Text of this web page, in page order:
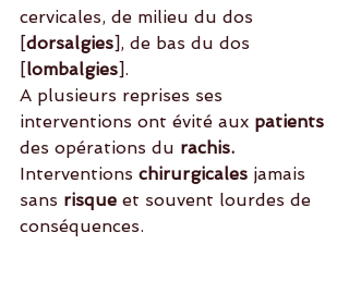
cervicales, de milieu du dos
[dorsalgies], de bas du dos
[lombalgies].
A plusieurs reprises ses
interventions ont évité aux patients
des opérations du rachis.
Interventions chirurgicales jamais
sans risque et souvent lourdes de
conséquences.